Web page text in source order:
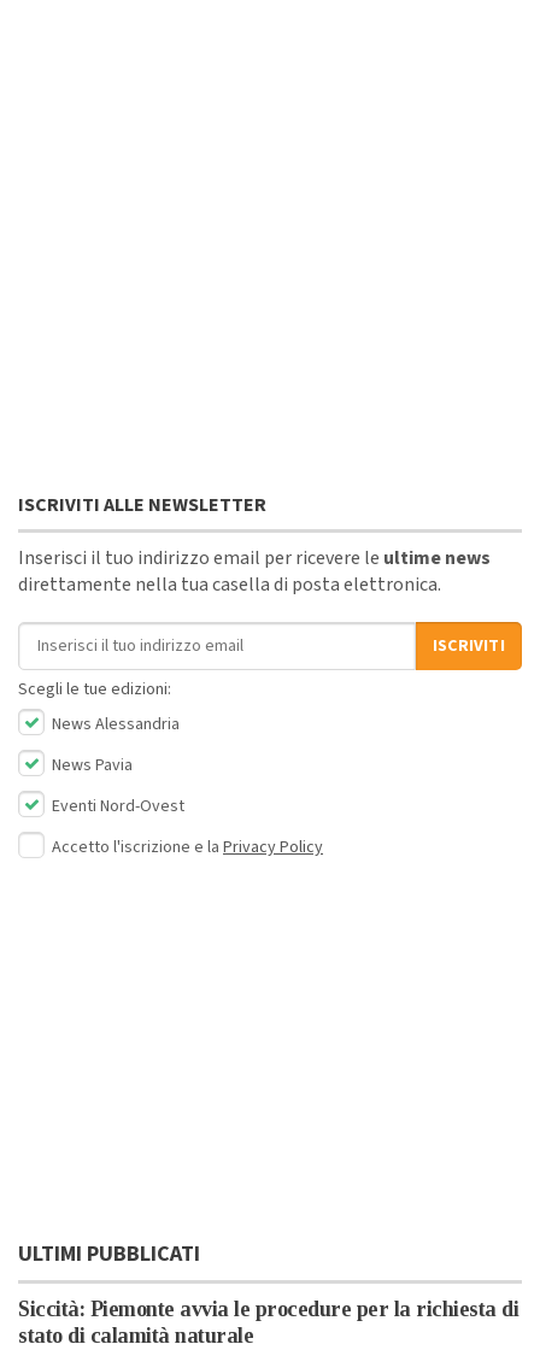
ISCRIVITI ALLE NEWSLETTER
Inserisci il tuo indirizzo email per ricevere le ultime news
direttamente nella tua casella di posta elettronica.
Indirizzo email
ISCRIVITI
Scegli le tue edizioni:
News Alessandria
News Pavia
Eventi Nord-Ovest
Accetto l'iscrizione e la Privacy Policy
ULTIMI PUBBLICATI
Siccità: Piemonte avvia le procedure per la richiesta di
stato di calamità naturale